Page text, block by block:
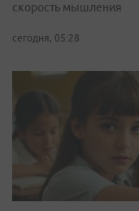
скорость мышления
сегодня, 05:28